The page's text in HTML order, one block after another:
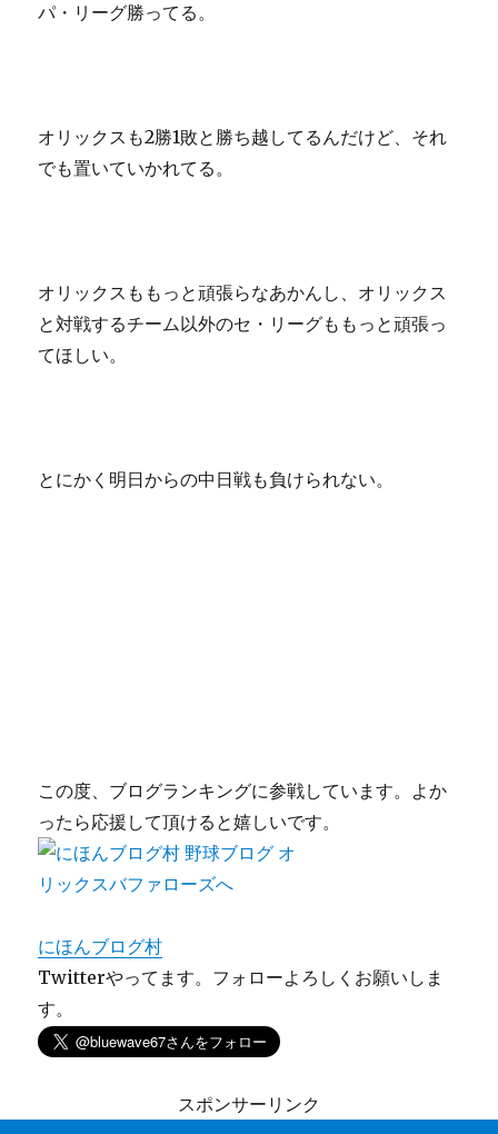
パ・リーグ勝ってる。
オリックスも2勝1敗と勝ち越してるんだけど、それ
でも置いていかれてる。
オリックスももっと頑張らなあかんし、オリックス
と対戦するチーム以外のセ・リーグももっと頑張っ
てほしい。
とにかく明日からの中日戦も負けられない。
この度、ブログランキングに参戦しています。よか
ったら応援して頂けると嬉しいです。
にほんブログ村
Twitterやってます。フォローよろしくお願いしま
す。
スポンサーリンク